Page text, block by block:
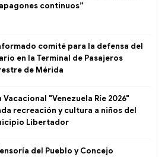
continuos”
comité para la defensa del
en la Terminal de Pasajeros
de Mérida
Vacacional "Venezuela Ríe 2026"
recreación y cultura a niños del
Libertador
del Pueblo y Concejo